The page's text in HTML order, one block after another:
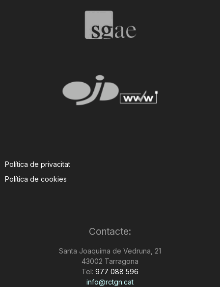
g
Política de privacitat
Política de cookies
Contacte:
Santa Joaquima de Vedruna, 21
43002 Tarragona
Tel: 977 088 596
info@rctgn.cat